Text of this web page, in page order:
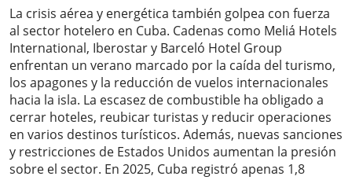
La crisis aérea y energética también golpea con fuerza
al sector hotelero en Cuba. Cadenas como Meliá Hotels
International, Iberostar y Barceló Hotel Group
enfrentan un verano marcado por la caída del turismo,
los apagones y la reducción de vuelos internacionales
hacia la isla. La escasez de combustible ha obligado a
cerrar hoteles, reubicar turistas y reducir operaciones
en varios destinos turísticos. Además, nuevas sanciones
y restricciones de Estados Unidos aumentan la presión
sobre el sector. En 2025, Cuba registró apenas 1,8